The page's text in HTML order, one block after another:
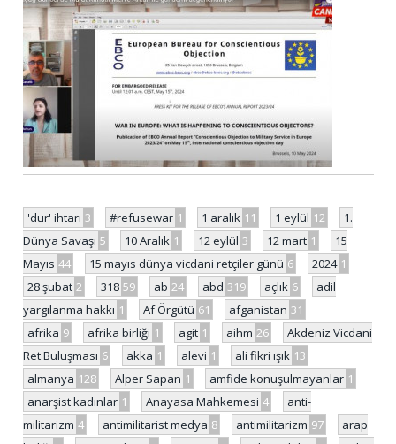
'dur' ihtarı 3 #refusewar 1 1 aralık 11 1 eylül 12
1.
Dünya Savaşı 5 10 Aralık 1 12 eylül 3 12 mart 1
15
Mayıs 44 15 mayıs dünya vicdani retçiler günü 6 2024 1
28 şubat 2 318 59 ab 24 abd 319 açlık 6
adil
yargılanma hakkı 1 Af Örgütü 61 afganistan 31
afrika 9 afrika birliği 1 agit 1 aihm 26
Akdeniz Vicdani
Ret Buluşması 6 akka 1 alevi 1 ali fikri ışık 13
almanya 128 Alper Sapan 1 amfide konuşulmayanlar 1
anarşist kadınlar 1 Anayasa Mahkemesi 4
anti-
militarizm 4 antimilitarist medya 8 antimilitarizm 97
arap